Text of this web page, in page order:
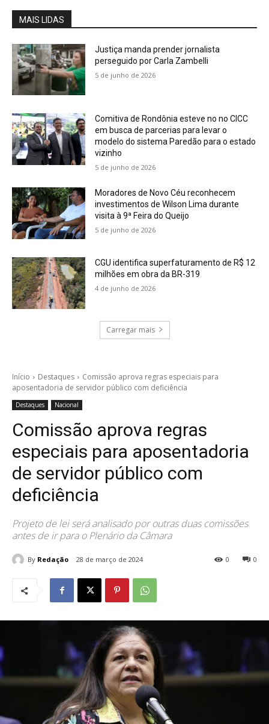
MAIS LIDAS
Justiça manda prender jornalista
perseguido por Carla Zambelli
5 de junho de 2026
Comitiva de Rondônia esteve no no CICC
em busca de parcerias para levar o
modelo do sistema Paredão para o estado
vizinho
5 de junho de 2026
Moradores de Novo Céu reconhecem
investimentos de Wilson Lima durante
visita à 9ª Feira do Queijo
5 de junho de 2026
CGU identifica superfaturamento de R$ 12
milhões em obra da BR-319
4 de junho de 2026
Carregar mais